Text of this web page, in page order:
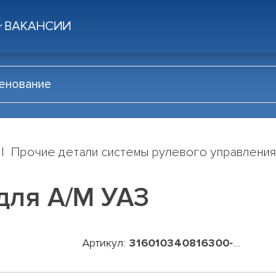
ВАКАНСИИ
Прочие детали системы рулевого управления
А/М УАЗ
Артикул: 316010340816300-32